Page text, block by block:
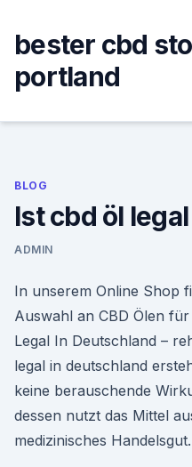
content
bester cbd
portland
BLOG
Ist cbd öl
ADMIN
In unserem Online Shop
Auswahl an CBD Ölen
Legal In Deutschland –
legal in deutschland
keine berauschende
dessen nutzt das Mittel
medizinisches Handelsgut.